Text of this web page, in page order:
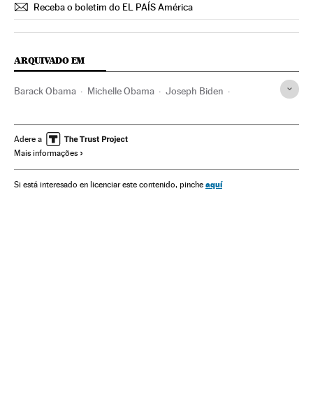
Receba o boletim do EL PAÍS América
ARQUIVADO EM
Barack Obama Michelle Obama Joseph Biden
América do Norte América
Adere a
Mais informações
Si está interesado en licenciar este contenido, pinche aquí